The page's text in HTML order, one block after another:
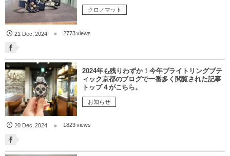
クロノマット
21 Dec ,2024 2773 views
2024年も残りわずか！今年ブライトリングブテ
ィック京都のブログで一番多く閲覧された記事
トップ４がこちら。
お知らせ
20 Dec,2024 1823 views